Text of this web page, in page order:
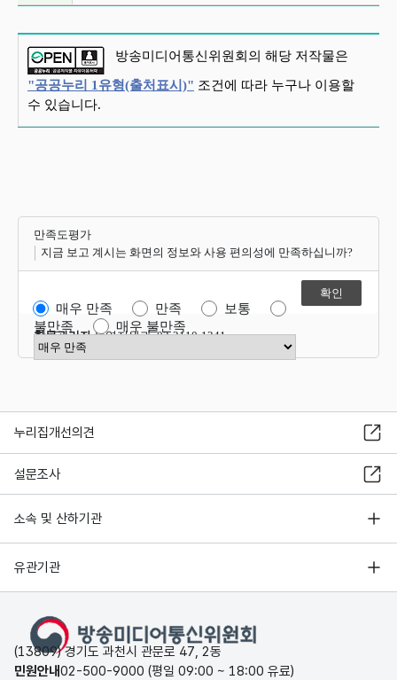
방송미디어통신위원회의 해당 저작물은
"공공누리 1유형(출처표시)" 조건에 따라 누구나 이용할
수 있습니다.
만족도평가
지금 보고 계시는 화면의 정보와 사용 편의성에 만족하십니까?
매우 만족 만족
보통
불만족
매우 불만족
만족도 점수 선택
항목관리자운영지원과 02-2110-1341
누리집개선의견
설문조사
소속 및 산하기관
유관기관
(13809) 경기도 과천시 관문로 47, 2동
민원안내02-500-9000 (평일 09:00 ~ 18:00 유료)